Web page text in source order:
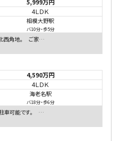
5,999万円
4ＬＤＫ
相模大野駅
バ10分・歩5分
西角地。 ご家…
4,590万円
4ＬＤＫ
海老名駅
バ18分・歩6分
車可能です。 …